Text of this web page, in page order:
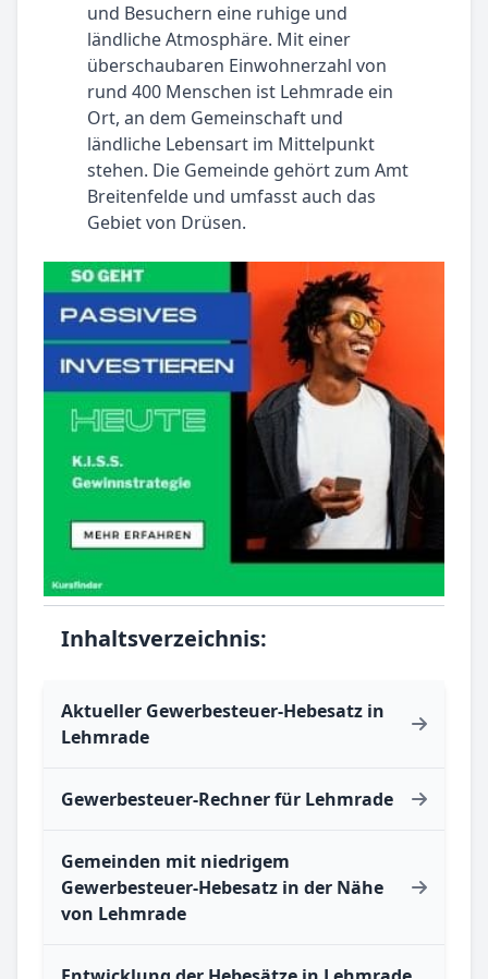
und Besuchern eine ruhige und
ländliche Atmosphäre. Mit einer
überschaubaren Einwohnerzahl von
rund 400 Menschen ist Lehmrade ein
Ort, an dem Gemeinschaft und
ländliche Lebensart im Mittelpunkt
stehen. Die Gemeinde gehört zum Amt
Breitenfelde und umfasst auch das
Gebiet von Drüsen.
Inhaltsverzeichnis:
Aktueller Gewerbesteuer-Hebesatz in
Lehmrade
Gewerbesteuer-Rechner für Lehmrade
Gemeinden mit niedrigem
Gewerbesteuer-Hebesatz in der Nähe
von Lehmrade